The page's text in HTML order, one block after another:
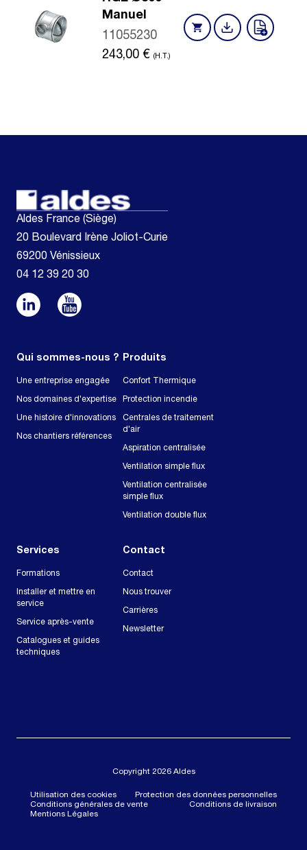
Manuel
11055230
243,00 € (H.T.)
Aldes France (Siège)
20 Boulevard Irène Joliot-Curie
69200 Vénissieux
04 12 39 20 30
Qui sommes-nous ?
Une entreprise engagée
Nos domaines d'expertise
Une histoire d'innovations
Nos chantiers références
Produits
Confort Thermique
Protection incendie
Centrales de traitement
d'air
Aspiration centralisée
Ventilation simple flux
Ventilation centralisée
simple flux
Ventilation double flux
Services
Formations
Installer et mettre en
service
Service après-vente
Catalogues et guides
techniques
Contact
Contact
Nous trouver
Carrières
Newsletter
Copyright 2026 Aldes
Utilisation des cookies
Protection des données personnelles
Conditions générales de vente
Conditions de livraison
Mentions Légales